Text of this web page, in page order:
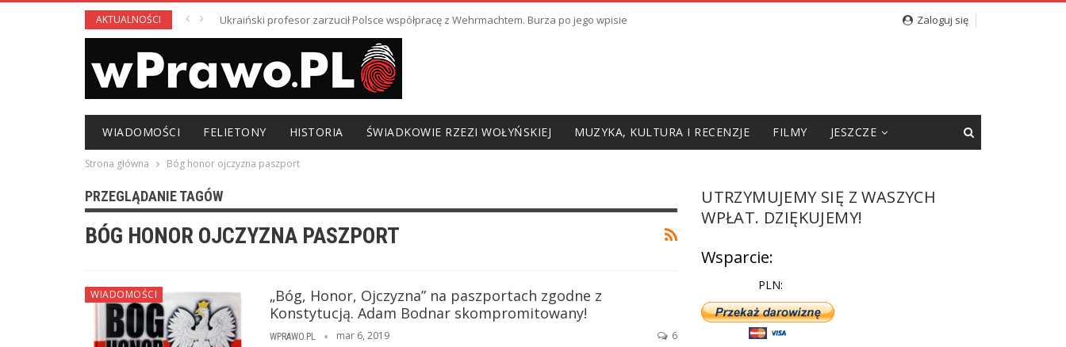
AKTUALNOŚCI Ukraiński profesor zarzucił Polsce współpracę z Wehrmachtem. Burza po jego wpisie Zaloguj się
WIADOMOŚCI FELIETONY HISTORIA ŚWIADKOWIE RZEZI WOŁYŃSKIEJ MUZYKA, KULTURA I RECENZJE FILMY JESZCZE
Strona główna Bóg honor ojczyzna paszport
PRZEGLĄDANIE TAGÓW
BÓG HONOR OJCZYZNA PASZPORT
WIADOMOŚCI
„Bóg, Honor, Ojczyzna” na paszportach zgodne z
Konstytucją. Adam Bodnar skompromitowany!
WPRAWO.PL mar 6, 2019 6
UTRZYMUJEMY SIĘ Z WASZYCH
WPŁAT. DZIĘKUJEMY!
Wsparcie:
PLN: